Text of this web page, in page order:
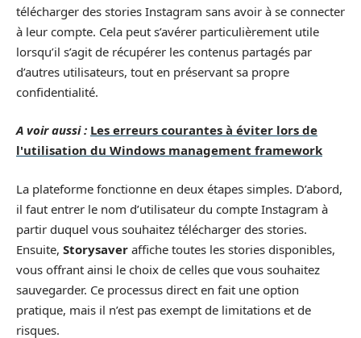
télécharger des stories Instagram sans avoir à se connecter
à leur compte. Cela peut s’avérer particulièrement utile
lorsqu’il s’agit de récupérer les contenus partagés par
d’autres utilisateurs, tout en préservant sa propre
confidentialité.
A voir aussi : Les erreurs courantes à éviter lors de
l'utilisation du Windows management framework
La plateforme fonctionne en deux étapes simples. D’abord,
il faut entrer le nom d’utilisateur du compte Instagram à
partir duquel vous souhaitez télécharger des stories.
Ensuite, Storysaver affiche toutes les stories disponibles,
vous offrant ainsi le choix de celles que vous souhaitez
sauvegarder. Ce processus direct en fait une option
pratique, mais il n’est pas exempt de limitations et de
risques.